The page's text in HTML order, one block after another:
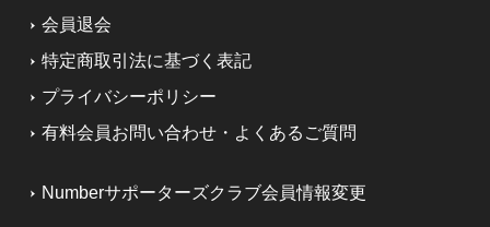
会員退会
特定商取引法に基づく表記
プライバシーポリシー
有料会員お問い合わせ・よくあるご質問
Numberサポーターズクラブ会員情報変更